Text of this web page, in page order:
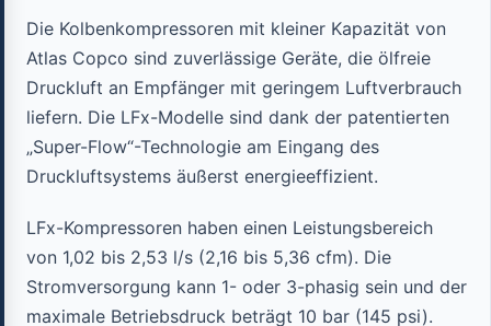
Die Kolbenkompressoren mit kleiner Kapazität von
Atlas Copco sind zuverlässige Geräte, die ölfreie
Druckluft an Empfänger mit geringem Luftverbrauch
liefern. Die LFx-Modelle sind dank der patentierten
„Super-Flow“-Technologie am Eingang des
Druckluftsystems äußerst energieeffizient.
LFx-Kompressoren haben einen Leistungsbereich
von 1,02 bis 2,53 l/s (2,16 bis 5,36 cfm). Die
Stromversorgung kann 1- oder 3-phasig sein und der
maximale Betriebsdruck beträgt 10 bar (145 psi).